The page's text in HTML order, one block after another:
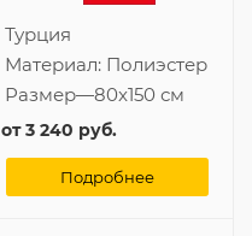
Турция
Материал: Полиэстер
Размер—80x150 см
от3 240 руб.
Подробнее